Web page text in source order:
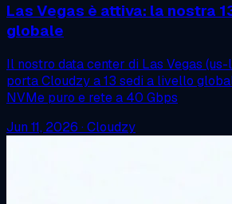
Las Vegas è attiva: la nostra
globale
Il nostro data center di Las Vegas
porta Cloudzy a 13 sedi a livello
NVMe puro e rete a 40 Gbps
Jun 11, 2026 · Cloudzy